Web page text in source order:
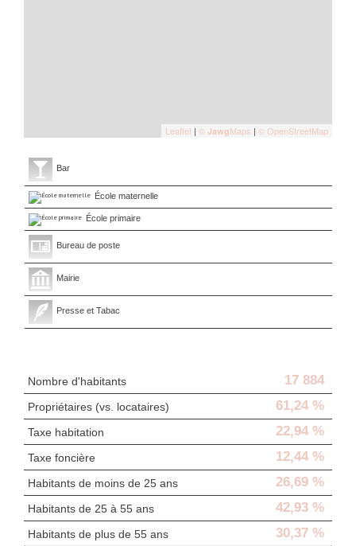
Leaflet | © JawgMaps | © OpenStreetMap
Bar
École maternelle
École primaire
Bureau de poste
Mairie
Presse et Tabac
Nombre d'habitants 17 884
Propriétaires (vs. locataires) 61,24 %
Taxe habitation 22,94 %
Taxe foncière 12,44 %
Habitants de moins de 25 ans 26,69 %
Habitants de 25 à 55 ans 42,93 %
Habitants de plus de 55 ans 30,37 %